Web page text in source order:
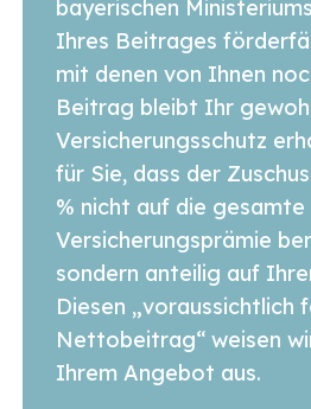
bayerischen
Ihres Beitrages
mit denen von Ihnen
Beitrag bleibt Ihr
Versicherungsschutz
für Sie, dass der
% nicht auf die gesamte
Versicherungsprämie
sondern anteilig auf
Diesen „voraussichtlich
Nettobeitrag“ weisen
Ihrem Angebot aus.